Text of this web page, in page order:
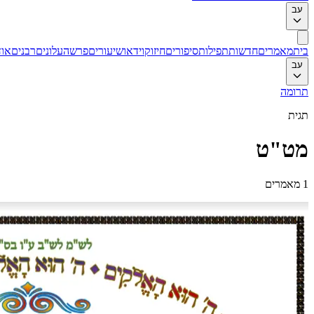
עב
ביתמאמריםחדשותתפילותסיפוריםחיזוקוידאושיעוריםפרשהעלוניםרבנים
עב
תרומה
תגית
מט"ט
1 מאמרים